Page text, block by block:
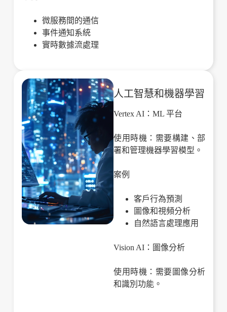
微服務間的通信
事件通知系統
實時數據流處理
人工智慧和機器學習
Vertex AI：ML 平台
使用時機：需要構建、部
署和管理機器學習模型。
案例
客戶行為預測
圖像和視頻分析
自然語言處理應用
Vision AI：圖像分析
使用時機：需要圖像分析
和識別功能。